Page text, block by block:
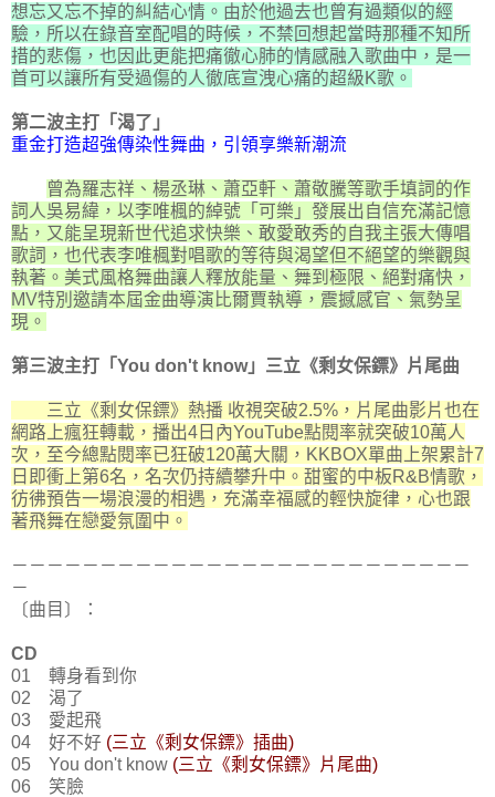
想忘又忘不掉的糾結心情。由於他過去也曾有過類似的經
驗，所以在錄音室配唱的時候，不禁回想起當時那種不知所
措的悲傷，也因此更能把痛徹心肺的情感融入歌曲中，是一
首可以讓所有受過傷的人徹底宣洩心痛的超級K歌。
第二波主打「渴了」
重金打造超強傳染性舞曲，引領享樂新潮流
曾為羅志祥、楊丞琳、蕭亞軒、蕭敬騰等歌手填詞的作
詞人吳易緯，以李唯楓的綽號「可樂」發展出自信充滿記憶
點，又能呈現新世代追求快樂、敢愛敢秀的自我主張大傳唱
歌詞，也代表李唯楓對唱歌的等待與渴望但不絕望的樂觀與
執著。美式風格舞曲讓人釋放能量、舞到極限、絕對痛快，
MV特別邀請本屆金曲導演比爾賈執導，震撼感官、氣勢呈
現。
第三波主打「You don't know」三立《剩女保鏢》片尾曲
三立《剩女保鏢》熱播 收視突破2.5%，片尾曲影片也在
網路上瘋狂轉載，播出4日內YouTube點閱率就突破10萬人
次，至今總點閱率已狂破120萬大關，KKBOX單曲上架累計7
日即衝上第6名，名次仍持續攀升中。甜蜜的中板R&B情歌，
彷彿預告一場浪漫的相遇，充滿幸福感的輕快旋律，心也跟
著飛舞在戀愛氛圍中。
－－－－－－－－－－－－－－－－－－－－－－－－－－
－
〔曲目〕：
CD
01 轉身看到你
02 渴了
03 愛起飛
04 好不好 (三立《剩女保鏢》插曲)
05 You don't know (三立《剩女保鏢》片尾曲)
06 笑臉